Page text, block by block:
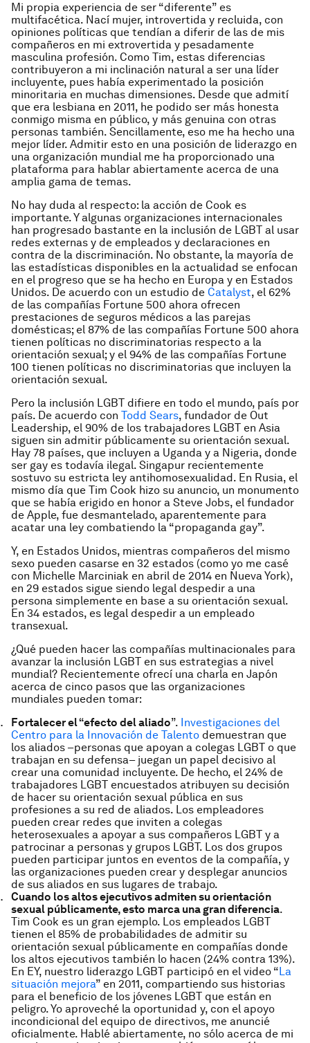
Mi propia experiencia de ser “diferente” es
multifacética. Nací mujer, introvertida y recluida, con
opiniones políticas que tendían a diferir de las de mis
compañeros en mi extrovertida y pesadamente
masculina profesión. Como Tim, estas diferencias
contribuyeron a mi inclinación natural a ser una líder
incluyente, pues había experimentado la posición
minoritaria en muchas dimensiones. Desde que admití
que era lesbiana en 2011, he podido ser más honesta
conmigo misma en público, y más genuina con otras
personas también. Sencillamente, eso me ha hecho una
mejor líder. Admitir esto en una posición de liderazgo en
una organización mundial me ha proporcionado una
plataforma para hablar abiertamente acerca de una
amplia gama de temas.
No hay duda al respecto: la acción de Cook es
importante. Y algunas organizaciones internacionales
han progresado bastante en la inclusión de LGBT al usar
redes externas y de empleados y declaraciones en
contra de la discriminación. No obstante, la mayoría de
las estadísticas disponibles en la actualidad se enfocan
en el progreso que se ha hecho en Europa y en Estados
Unidos. De acuerdo con un estudio de Catalyst, el 62%
de las compañías Fortune 500 ahora ofrecen
prestaciones de seguros médicos a las parejas
domésticas; el 87% de las compañías Fortune 500 ahora
tienen políticas no discriminatorias respecto a la
orientación sexual; y el 94% de las compañías Fortune
100 tienen políticas no discriminatorias que incluyen la
orientación sexual.
Pero la inclusión LGBT difiere en todo el mundo, país por
país. De acuerdo con Todd Sears, fundador de Out
Leadership, el 90% de los trabajadores LGBT en Asia
siguen sin admitir públicamente su orientación sexual.
Hay 78 países, que incluyen a Uganda y a Nigeria, donde
ser gay es todavía ilegal. Singapur recientemente
sostuvo su estricta ley antihomosexualidad. En Rusia, el
mismo día que Tim Cook hizo su anuncio, un monumento
que se había erigido en honor a Steve Jobs, el fundador
de Apple, fue desmantelado, aparentemente para
acatar una ley combatiendo la “propaganda gay”.
Y, en Estados Unidos, mientras compañeros del mismo
sexo pueden casarse en 32 estados (como yo me casé
con Michelle Marciniak en abril de 2014 en Nueva York),
en 29 estados sigue siendo legal despedir a una
persona simplemente en base a su orientación sexual.
En 34 estados, es legal despedir a un empleado
transexual.
¿Qué pueden hacer las compañías multinacionales para
avanzar la inclusión LGBT en sus estrategias a nivel
mundial? Recientemente ofrecí una charla en Japón
acerca de cinco pasos que las organizaciones
mundiales pueden tomar:
Fortalecer el “efecto del aliado”. Investigaciones del
Centro para la Innovación de Talento demuestran que
los aliados –personas que apoyan a colegas LGBT o que
trabajan en su defensa– juegan un papel decisivo al
crear una comunidad incluyente. De hecho, el 24% de
trabajadores LGBT encuestados atribuyen su decisión
de hacer su orientación sexual pública en sus
profesiones a su red de aliados. Los empleadores
pueden crear redes que inviten a colegas
heterosexuales a apoyar a sus compañeros LGBT y a
patrocinar a personas y grupos LGBT. Los dos grupos
pueden participar juntos en eventos de la compañía, y
las organizaciones pueden crear y desplegar anuncios
de sus aliados en sus lugares de trabajo.
Cuando los altos ejecutivos admiten su orientación
sexual públicamente, esto marca una gran diferencia.
Tim Cook es un gran ejemplo. Los empleados LGBT
tienen el 85% de probabilidades de admitir su
orientación sexual públicamente en compañías donde
los altos ejecutivos también lo hacen (24% contra 13%).
En EY, nuestro liderazgo LGBT participó en el video “La
situación mejora” en 2011, compartiendo sus historias
para el beneficio de los jóvenes LGBT que están en
peligro. Yo aproveché la oportunidad y, con el apoyo
incondicional del equipo de directivos, me anuncié
oficialmente. Hablé abiertamente, no sólo acerca de mi